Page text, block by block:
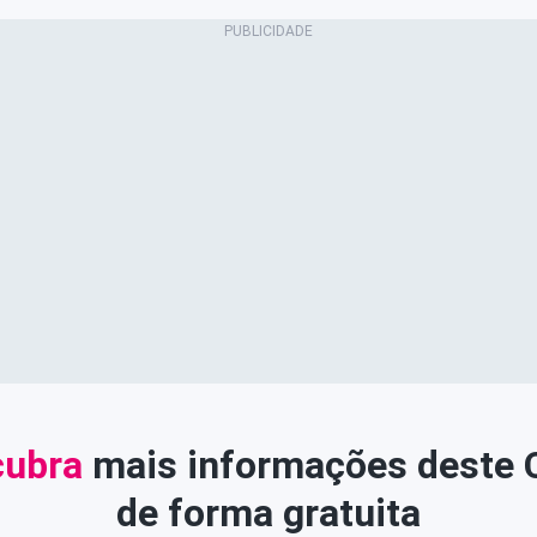
mais informações deste
de forma gratuita